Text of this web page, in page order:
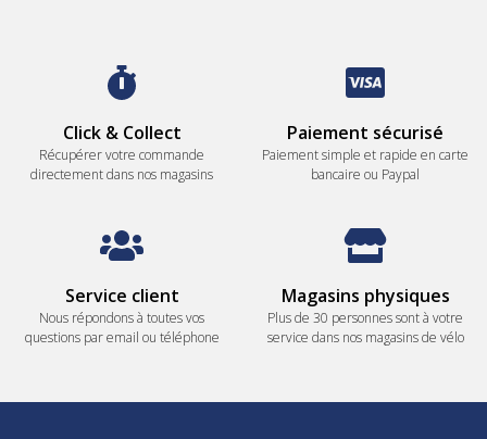
Click & Collect
Récupérer votre commande
directement dans nos magasins
Paiement sécurisé
Paiement simple et rapide en carte
bancaire ou Paypal
Service client
Nous répondons à toutes vos
questions par email ou téléphone
Magasins physiques
Plus de 30 personnes sont à votre
service dans nos magasins de vélo